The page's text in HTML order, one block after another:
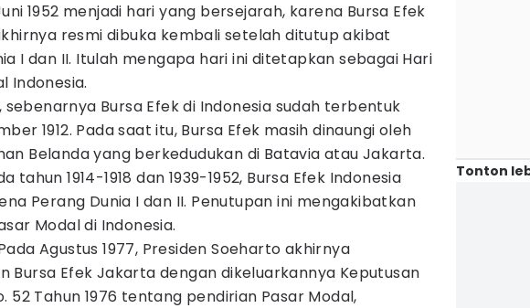
1952 menjadi hari yang bersejarah, karena Bursa Efek
resmi dibuka kembali setelah ditutup akibat
I dan II. Itulah mengapa hari ini ditetapkan sebagai Hari
Indonesia.
sebenarnya Bursa Efek di Indonesia sudah terbentuk
1912. Pada saat itu, Bursa Efek masih dinaungi oleh
Belanda yang berkedudukan di Batavia atau Jakarta.
tahun 1914-1918 dan 1939-1952, Bursa Efek Indonesia
Perang Dunia I dan II. Penutupan ini mengakibatkan
Modal di Indonesia.
Agustus 1977, Presiden Soeharto akhirnya
Bursa Efek Jakarta dengan dikeluarkannya Keputusan
52 Tahun 1976 tentang pendirian Pasar Modal,
Tonton